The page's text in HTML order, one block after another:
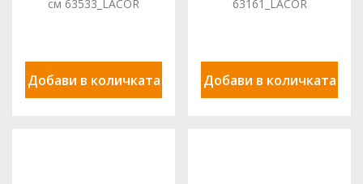
см 63533_LACOR
Добави в количката
63161_LACOR
Добави в количката